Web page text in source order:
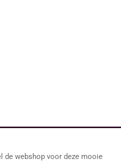
de webshop voor deze mooie